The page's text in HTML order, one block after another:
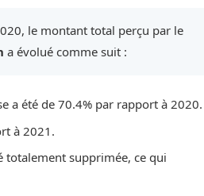
le montant total perçu par le
a évolué comme suit :
a été de 70.4% par rapport à 2020.
à 2021.
totalement supprimée, ce qui